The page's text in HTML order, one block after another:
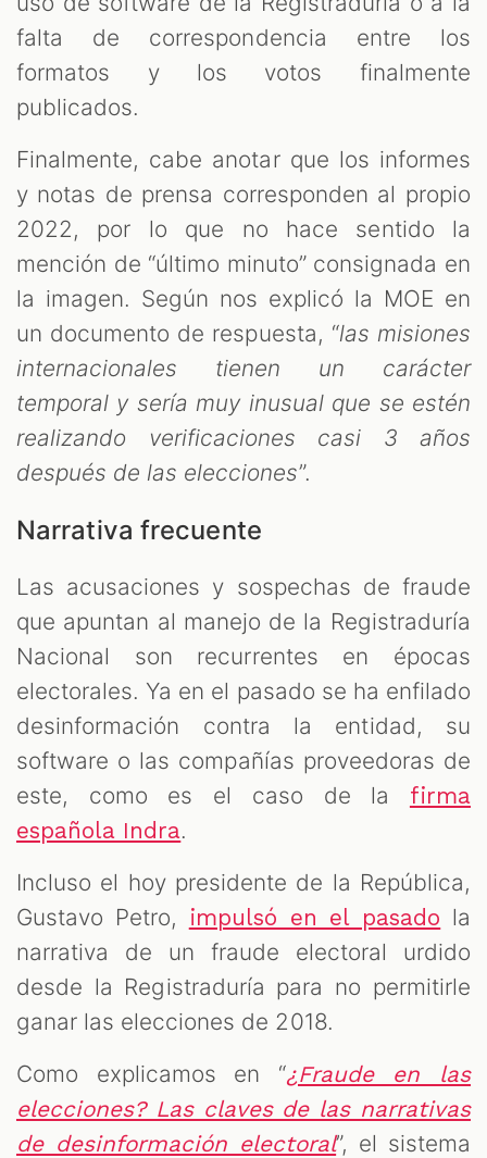
falta de correspondencia entre los
formatos y los votos finalmente
publicados.
Finalmente, cabe anotar que los informes
y notas de prensa corresponden al propio
2022, por lo que no hace sentido la
mención de “último minuto” consignada en
la imagen. Según nos explicó la MOE en
un documento de respuesta, “las misiones
internacionales tienen un carácter
temporal y sería muy inusual que se estén
realizando verificaciones casi 3 años
después de las elecciones”.
Narrativa frecuente
Las acusaciones y sospechas de fraude
que apuntan al manejo de la Registraduría
Nacional son recurrentes en épocas
electorales. Ya en el pasado se ha enfilado
desinformación contra la entidad, su
software o las compañías proveedoras de
este, como es el caso de la firma
española Indra.
Incluso el hoy presidente de la República,
Gustavo Petro,
impulsó en el pasado la
narrativa de un fraude electoral urdido
desde la Registraduría para no permitirle
ganar las elecciones de 2018.
Como explicamos en “¿Fraude en las
elecciones? Las claves de las narrativas
de desinformación electoral”, el sistema